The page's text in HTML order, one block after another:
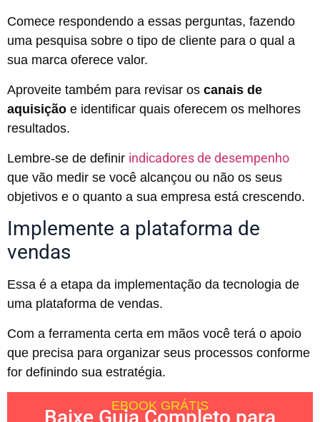
Comece respondendo a essas perguntas, fazendo
uma pesquisa sobre o tipo de cliente para o qual a
sua marca oferece valor.
Aproveite também para revisar os canais de
aquisição e identificar quais oferecem os melhores
resultados.
Lembre-se de definir indicadores de desempenho
que vão medir se você alcançou ou não os seus
objetivos e o quanto a sua empresa está crescendo.
Implemente a plataforma de
vendas
Essa é a etapa da implementação da tecnologia de
uma plataforma de vendas.
Com a ferramenta certa em mãos você terá o apoio
que precisa para organizar seus processos conforme
for definindo sua estratégia.
EBOOK GRÁTIS
Baixe Guia Completo para